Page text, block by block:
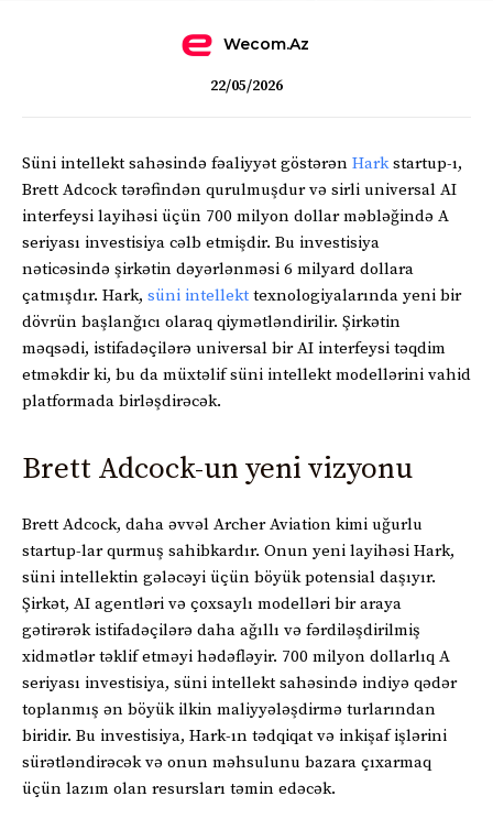
Wecom.az
22/05/2026
Süni intellekt sahəsində fəaliyyət göstərən Harkstartup-ı,
Brett Adcock tərəfindən qurulmuşdur və sirli universal AI
interfeysi layihəsi üçün 700 milyon dollar məbləğində A
seriyası investisiya cəlb etmişdir. Bu investisiya
nəticəsində şirkətin dəyərlənməsi 6 milyard dollara
çatmışdır. Hark, süni intellekt texnologiyalarında yeni bir
dövrün başlanğıcı olaraq qiymətləndirilir. Şirkətin
məqsədi, istifadəçilərə universal bir AI interfeysi təqdim
etməkdir ki, bu da müxtəlif süni intellekt modellərini vahid
platformada birləşdirəcək.
Brett Adcock-un yeni vizyonu
Brett Adcock, daha əvvəl Archer Aviation kimi uğurlu
startup-lar qurmuş sahibkardır. Onun yeni layihəsi Hark,
süni intellektin gələcəyi üçün böyük potensial daşıyır.
Şirkət, AI agentləri və çoxsaylı modelləri bir araya
gətirərək istifadəçilərə daha ağıllı və fərdiləşdirilmiş
xidmətlər təklif etməyi hədəfləyir. 700 milyon dollarlıq A
seriyası investisiya, süni intellekt sahəsində indiyə qədər
toplanmış ən böyük ilkin maliyyələşdirmə turlarından
biridir. Bu investisiya, Hark-ın tədqiqat və inkişaf işlərini
sürətləndirəcək və onun məhsulunu bazara çıxarmaq
üçün lazım olan resursları təmin edəcək.